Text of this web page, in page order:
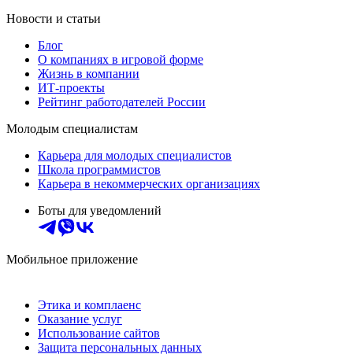
Новости и статьи
Блог
О компаниях в игровой форме
Жизнь в компании
ИТ-проекты
Рейтинг работодателей России
Молодым специалистам
Карьера для молодых специалистов
Школа программистов
Карьера в некоммерческих организациях
Боты для уведомлений
Мобильное приложение
Этика и комплаенс
Оказание услуг
Использование сайтов
Защита персональных данных